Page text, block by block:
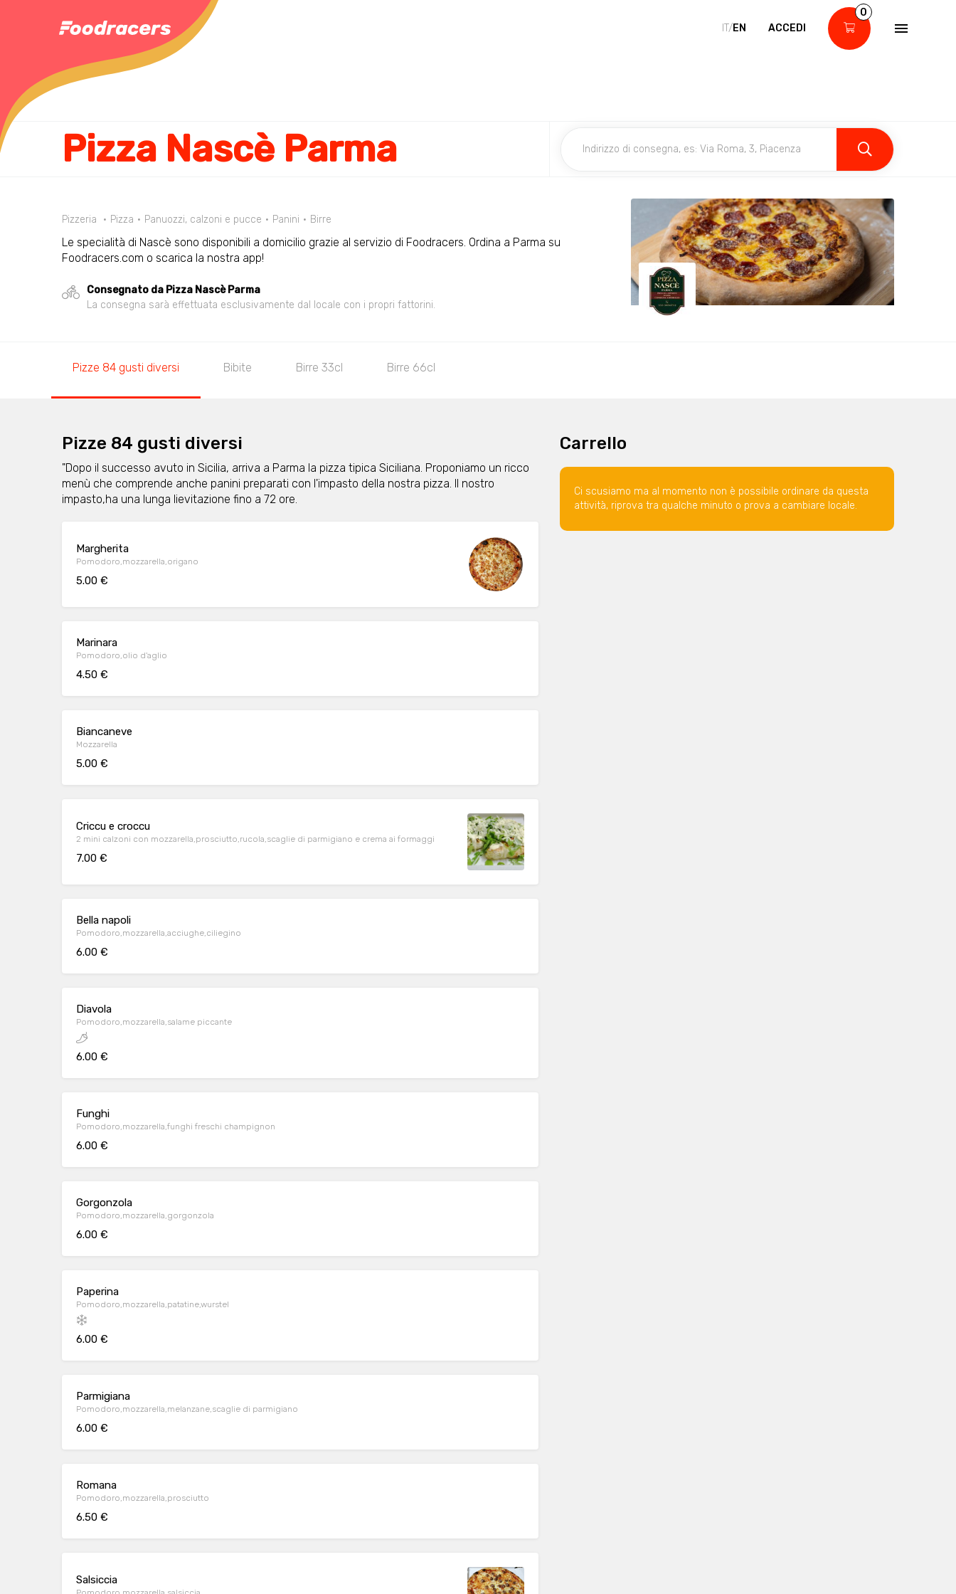
IT/EN ACCEDI
0
Pizza Nascè Parma
Pizzeria Pizza Panuozzi, calzoni e pucce Panini Birre
Le specialità di Nascè sono disponibili a domicilio grazie al servizio di Foodracers. Ordina a Parma su
Foodracers.com o scarica la nostra app!
Consegnato da Pizza Nascè Parma
La consegna sarà effettuata esclusivamente dal locale con i propri fattorini.
Pizze 84 gusti diversi Bibite Birre 33cl Birre 66cl
Pizze 84 gusti diversi
"Dopo il successo avuto in Sicilia, arriva a Parma la pizza tipica Siciliana. Proponiamo un ricco
menù che comprende anche panini preparati con l'impasto della nostra pizza. Il nostro
impasto,ha una lunga lievitazione fino a 72 ore.
Margherita
Pomodoro,mozzarella,origano
5.00 €
Marinara
Pomodoro,olio d'aglio
4.50 €
Biancaneve
Mozzarella
5.00 €
Criccu e croccu
2 mini calzoni con mozzarella,prosciutto,rucola,scaglie di parmigiano e crema ai formaggi
7.00 €
Bella napoli
Pomodoro,mozzarella,acciughe,ciliegino
6.00 €
Diavola
Pomodoro,mozzarella,salame piccante
6.00 €
Funghi
Pomodoro,mozzarella,funghi freschi champignon
6.00 €
Gorgonzola
Pomodoro,mozzarella,gorgonzola
6.00 €
Paperina
Pomodoro,mozzarella,patatine,wurstel
6.00 €
Parmigiana
Pomodoro,mozzarella,melanzane,scaglie di parmigiano
6.00 €
Romana
Pomodoro,mozzarella,prosciutto
6.50 €
Salsiccia
Carrello
Ci scusiamo ma al momento non è possibile ordinare da questa
attività, riprova tra qualche minuto o prova a cambiare locale.